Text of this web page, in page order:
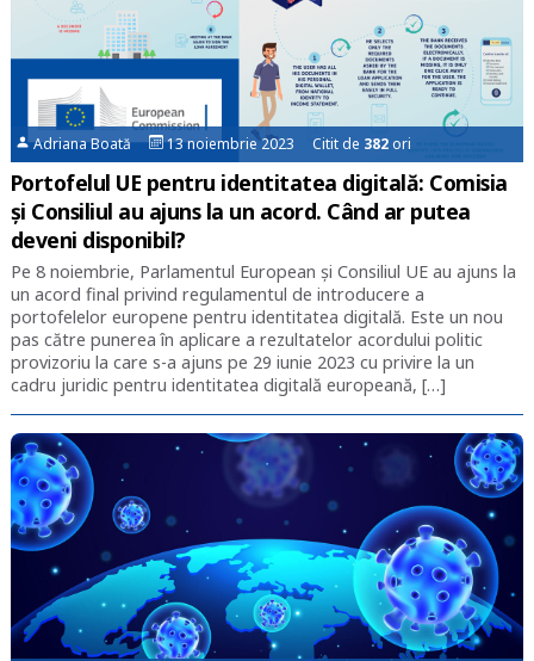
Adriana Boată 13 noiembrie 2023 Citit de 382 ori
Portofelul UE pentru identitatea digitală: Comisia
și Consiliul au ajuns la un acord. Când ar putea
deveni disponibil?
Pe 8 noiembrie, Parlamentul European și Consiliul UE au ajuns la
un acord final privind regulamentul de introducere a
portofelelor europene pentru identitatea digitală. Este un nou
pas către punerea în aplicare a rezultatelor acordului politic
provizoriu la care s-a ajuns pe 29 iunie 2023 cu privire la un
cadru juridic pentru identitatea digitală europeană, […]